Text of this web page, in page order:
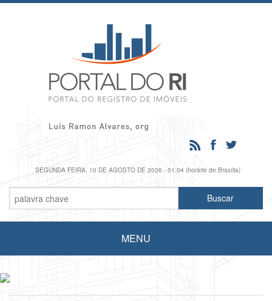
SEGUNDA FEIRA, 10 DE AGOSTO DE 2026 - 01:04 (horário de Brasília)
MENU